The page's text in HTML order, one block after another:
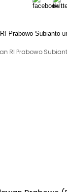
RI Prabowo